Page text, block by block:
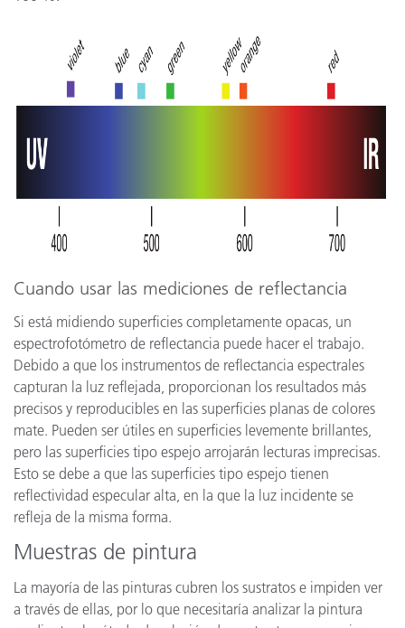
Cuando usar las mediciones de reflectancia
Si está midiendo superficies completamente opacas, un
espectrofotómetro de reflectancia puede hacer el trabajo.
Debido a que los instrumentos de reflectancia espectrales
capturan la luz reflejada, proporcionan los resultados más
precisos y reproducibles en las superficies planas de colores
mate. Pueden ser útiles en superficies levemente brillantes,
pero las superficies tipo espejo arrojarán lecturas imprecisas.
Esto se debe a que las superficies tipo espejo tienen
reflectividad especular alta, en la que la luz incidente se
refleja de la misma forma.
Muestras de pintura
La mayoría de las pinturas cubren los sustratos e impiden ver
a través de ellas, por lo que necesitaría analizar la pintura